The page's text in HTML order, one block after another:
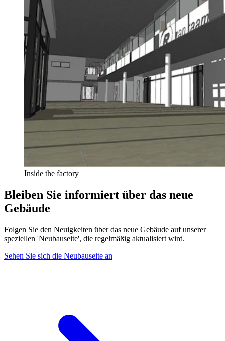
Inside the factory
Bleiben Sie informiert über das neue
Gebäude
Folgen Sie den Neuigkeiten über das neue Gebäude auf unserer
speziellen 'Neubauseite', die regelmäßig aktualisiert wird.
Sehen Sie sich die Neubauseite an